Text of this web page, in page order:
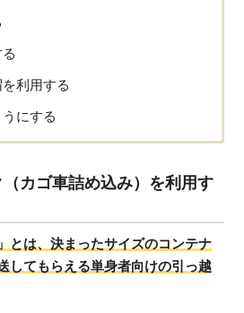
利用する
にする
カゴ車詰め込み）を利用す
とは、決まったサイズのコンテナ
してもらえる単身者向けの引っ越